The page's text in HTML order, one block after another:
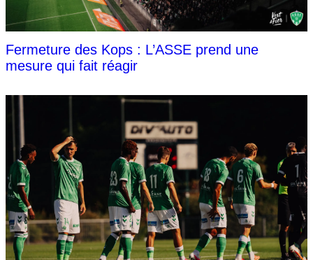
Fermeture des Kops : L’ASSE prend une
mesure qui fait réagir